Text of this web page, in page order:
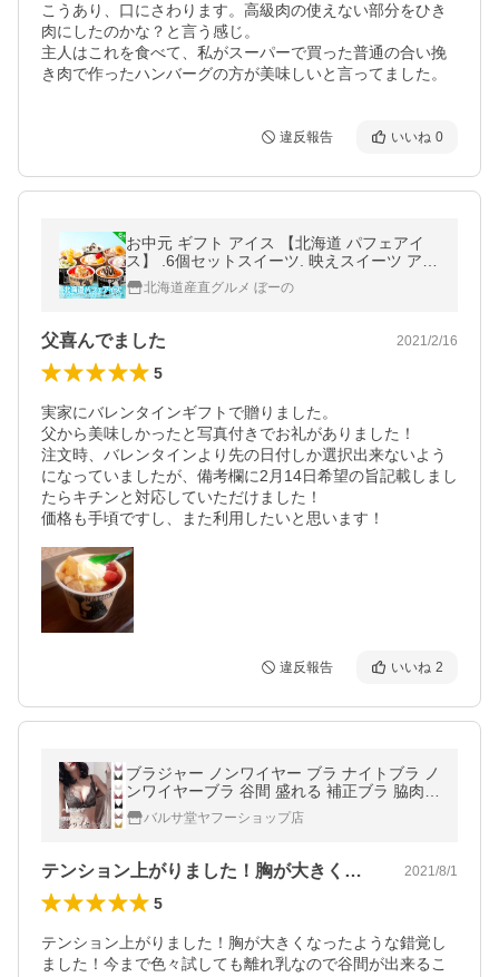
こうあり、口にさわります。高級肉の使えない部分をひき
肉にしたのかな？と言う感じ。
主人はこれを食べて、私がスーパーで買った普通の合い挽
き肉で作ったハンバーグの方が美味しいと言ってました。
違反報告 いいね 0
お中元 ギフト アイス 【北海道 パフェアイ
ス】 .6個セットスイーツ. 映えスイーツ アイ
スクリーム デコレーション 夏ギフト 詰め合
わせ 御中元 【S01】【S】
北海道産直グルメ ぼーの
父喜んでました 2021/2/16
5
実家にバレンタインギフトで贈りました。
父から美味しかったと写真付きでお礼がありました！
注文時、バレンタインより先の日付しか選択出来ないよう
になっていましたが、備考欄に2月14日希望の旨記載しまし
たらキチンと対応していただけました！
価格も手頃ですし、また利用したいと思います！
違反報告 いいね 2
ブラジャー ノンワイヤー ブラ ナイトブラ ノ
ンワイヤーブラ 谷間 盛れる 補正ブラ 脇肉
脇高 育乳 育乳ブラジャー
バルサ堂ヤフーショップ店
テンション上がりました！胸が大きくなっ… 2021/8/1
5
テンション上がりました！胸が大きくなったような錯覚し
ました！今まで色々試しても離れ乳なので谷間が出来るこ